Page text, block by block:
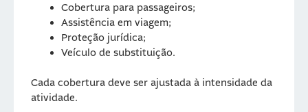
Cobertura para passageiros;
Assistência em viagem;
Proteção jurídica;
Veículo de substituição.
Cada cobertura deve ser ajustada à intensidade da
atividade.